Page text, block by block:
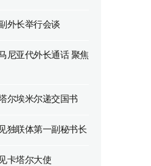
外长举行会谈
尼亚代外长通话 聚焦
尔埃米尔递交国书
独联体第一副秘书长
卡塔尔大使